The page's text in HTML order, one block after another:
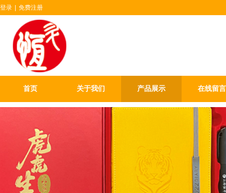
登录 免费注册
首页 关于我们 产品展示 在线留言